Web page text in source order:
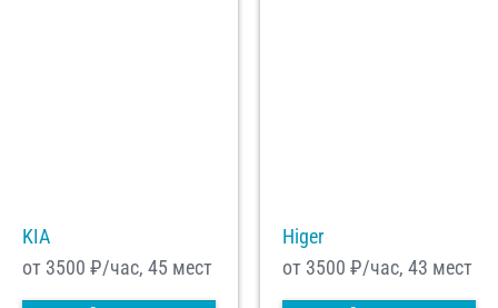
KIA
от 3500 ₽/час, 45 мест
Higer
от 3500 ₽/час, 43 мест
обработку моих Персональных данных